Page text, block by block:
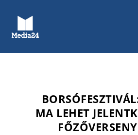
MA LEHET